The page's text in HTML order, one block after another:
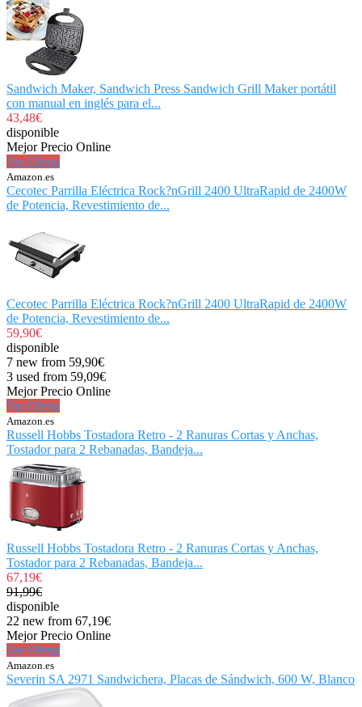
Sandwich Maker, Sandwich Press Sandwich Grill Maker portátil
con manual en inglés para el...
43,48€
disponible
Mejor Precio Online
Ver Oferta
Amazon.es
Cecotec Parrilla Eléctrica Rock?nGrill 2400 UltraRapid de 2400W
de Potencia, Revestimiento de...
Cecotec Parrilla Eléctrica Rock?nGrill 2400 UltraRapid de 2400W
de Potencia, Revestimiento de...
59,90€
disponible
7 new from 59,90€
3 used from 59,09€
Mejor Precio Online
Ver Oferta
Amazon.es
Russell Hobbs Tostadora Retro - 2 Ranuras Cortas y Anchas,
Tostador para 2 Rebanadas, Bandeja...
Russell Hobbs Tostadora Retro - 2 Ranuras Cortas y Anchas,
Tostador para 2 Rebanadas, Bandeja...
67,19€
91,99€
disponible
22 new from 67,19€
Mejor Precio Online
Ver Oferta
Amazon.es
Severin SA 2971 Sandwichera, Placas de Sándwich, 600 W, Blanco